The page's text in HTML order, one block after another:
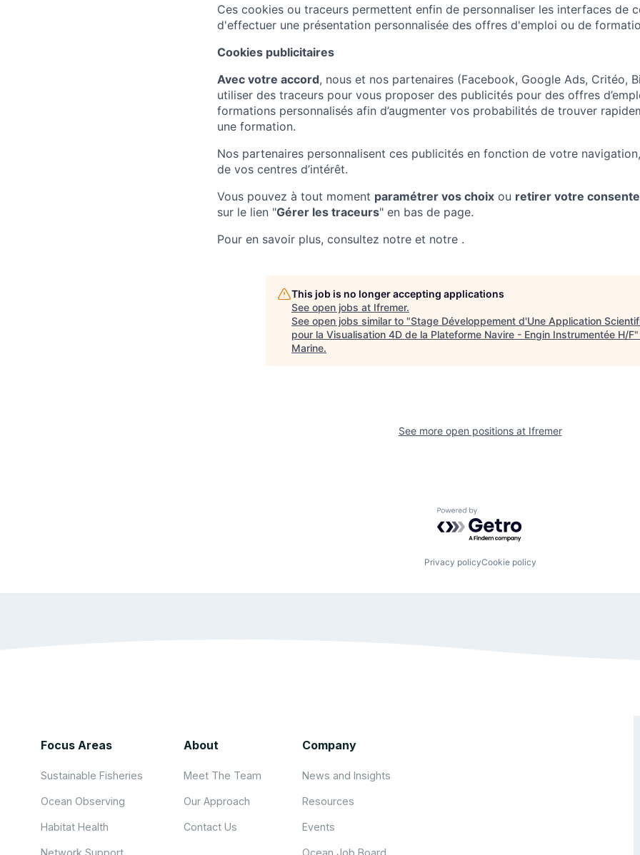
Ces cookies ou traceurs permettent enfin de personnaliser les interfaces de
d'effectuer une présentation personnalisée des offres d'emploi ou de
Cookies publicitaires
Avec votre accord, nous et nos partenaires (Facebook, Google Ads, Critéo,
utiliser des traceurs pour vous proposer des publicités pour des offres
formations personnalisés afin d’augmenter vos probabilités de trouver
une formation.
Nos partenaires personnalisent ces publicités en fonction de votre
de vos centres d’intérêt.
Vous pouvez à tout moment paramétrer vos choix ou retirer votre
sur le lien "Gérer les traceurs" en bas de page.
Pour en savoir plus, consultez notre et notre .
This job is no longer accepting applications
See open jobs at Ifremer.
See open jobs similar to "Stage Développement d'Une Application
pour la Visualisation 4D de la Plateforme Navire - Engin Instrumentée H/F"
Marine.
See more open positions at Ifremer
Powered by Getro.com
Privacy policyCookie policy
Focus Areas
Sustainable Fisheries
Ocean Observing
Habitat Health
Network Support
About
Meet The Team
Our Approach
Contact Us
Company
News and Insights
Resources
Events
Ocean Job Board